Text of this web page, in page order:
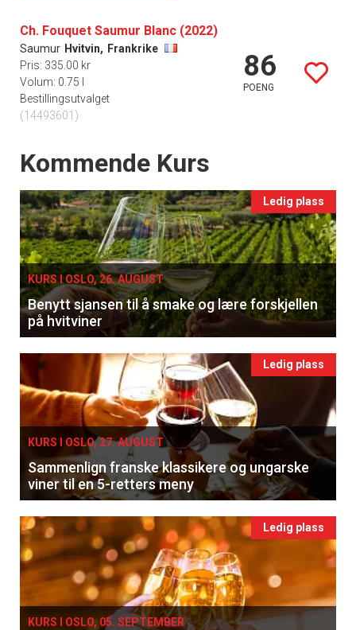
Ch. Fouquet Saumur Blanc (2022)
Saumur Hvitvin, Frankrike
Pris: 335.00 kr
Volum: 0.75 l
Bestillingsutvalget
(14493601)
86
POENG
Events
Kommende Kurs
Ledig plass
KURS I OSLO, 26. AUGUST
Benytt sjansen til å smake og lære forskjellen
på hvitviner
Ledig plass
KURS I OSLO, 27. AUGUST
Sammenlign franske klassikere og ungarske
viner til en 5-retters meny
Ledig plass
KURS I OSLO, 05. SEPTEMBER